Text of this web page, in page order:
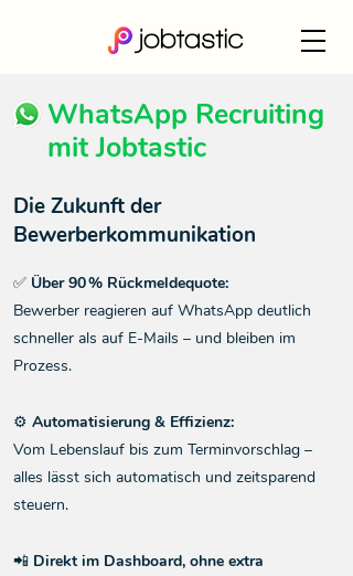
WhatsApp Recruiting
mit Jobtastic
Die Zukunft der
Bewerberkommunikation
✅ Über 90 % Rückmeldequote:
Bewerber reagieren auf WhatsApp deutlich
schneller als auf E-Mails – und bleiben im
Prozess.
⚙️ Automatisierung & Effizienz:
Vom Lebenslauf bis zum Terminvorschlag –
alles lässt sich automatisch und zeitsparend
steuern.
📲 Direkt im Dashboard, ohne extra